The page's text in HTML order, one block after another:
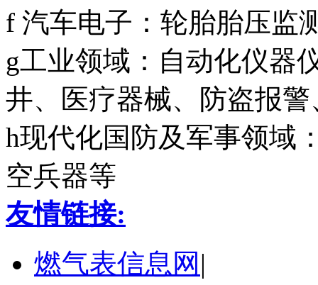
f 汽车电子：轮胎胎压监
g工业领域：自动化仪器
井、医疗器械、防盗报
h现代化国防及军事领域
空兵器等
友情链接:
燃气表信息网 |